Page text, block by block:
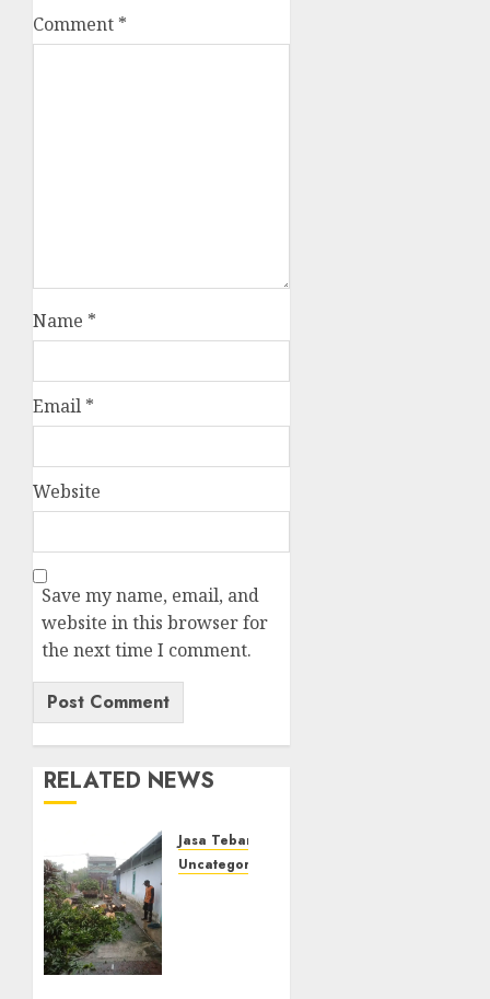
Comment *
Name *
Email *
Website
Save my name, email, and
website in this browser for
the next time I comment.
RELATED NEWS
Jasa Tebang Pohon Jogja
Uncategorized